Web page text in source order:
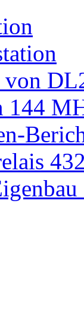
von
144